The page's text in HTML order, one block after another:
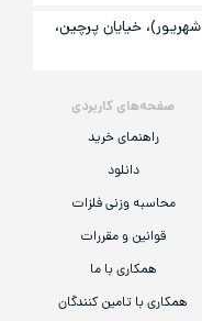
صفحه‌های کاربردی
راهنمای خرید
دانلود
محاسبه وزنی فلزات
قوانین و مقررات
همکاری با ما
همکاری با تامین کنندگان
تهران، شادآباد، خیابان شهید طارمی (۱۷ شهریور)، خیایان پرچین،